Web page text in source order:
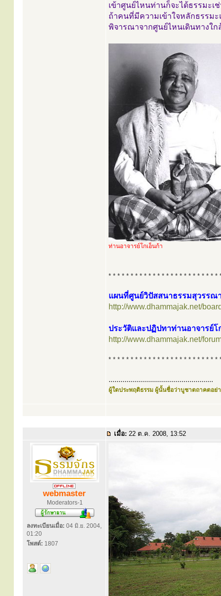
เข้าศูนย์ไหนท่านก็จะได้ธรรมะ
ถ้าคนที่มีความเข้าใจหลักธรรม
พิจารณาจากศูนย์ไหนเดินทางใก
ท่านอาจารย์โกเอ็นก้า
* * * * * * * * * * * * * * * * * * * * * * * * *
แผนที่ศูนย์วิปัสสนาธรรมสุวรรณ
http://www.dhammajak.net/
ประวัติและปฏิปทาท่านอาจารย์โ
http://www.dhammajak.net/
* * * * * * * * * * * * * * * * * * * * * * * * *
.....................................................
ผู้ใดประพฤติธรรม ผู้นั้นชื่อว่าบูชาตถาคตอย่า
เมื่อ: 22 ต.ค. 2008, 13:52
webmaster
Moderators-1
ลงทะเบียนเมื่อ: 04 มิ.ย. 2004,
01:20
โพสต์: 1807